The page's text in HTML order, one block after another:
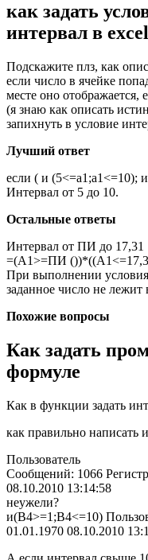
как задать
интервал в
Подскажите плз, как
если число в ячейке
месте оно отображается,
(я знаю как описать
запихнуть в условие
Лучший ответ
если ( и (5<=a1;a1<=10);
Интервал от 5 до 10.
Остальные ответы
Интервал от ПИ до 17,31
=(A1>=ПИ
При выполнении условия
заданное число не лежит
Похожие вопросы
Как задать
формуле
Как в функции задать
как правильно написать
Пользователь
Сообщений: 1066
08.10.2010 13:14:58
неужели?
и(В4>=1;B4<=10)
01.01.1970 08.10.2010